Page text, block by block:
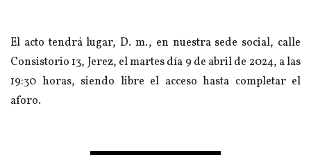
El acto tendrá lugar, D. m., en nuestra sede social, calle
Consistorio 13, Jerez, el martes día 9 de abril de 2024, a las
19:30 horas, siendo libre el acceso hasta completar el
aforo.